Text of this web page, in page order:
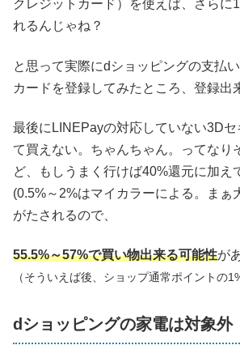
クレジットカード）を使えば、さらに
れるんじゃね？
と思って実際にdショッピングの支払
カードを登録してみたところ、登録出
最後にLINEPayの対応していない3Dセ
て買えない。ちゃんちゃん。ってなり
ど、もしうまく行けば40%還元に加え
(0.5%～2%はマイカラーによる。まぁ
がたされるので、
55.5%～57%で買い物出来る可能性が
（そういえば後、ショップ通常ポイントの
dショッピングの家電は対象外